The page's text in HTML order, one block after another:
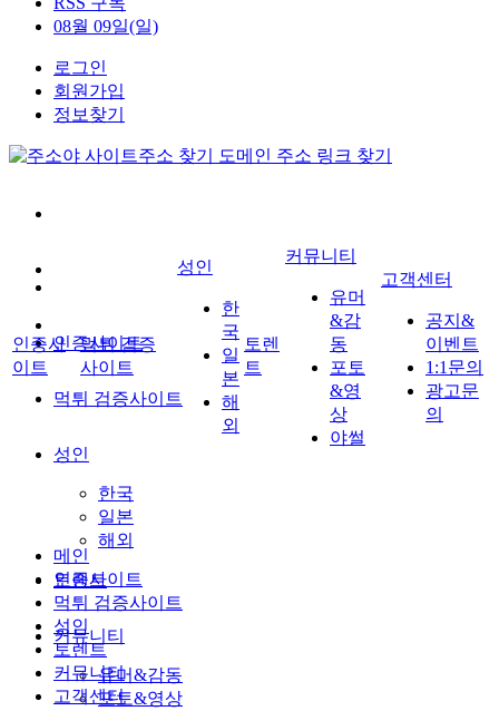
08월 09일(일)
로그인
회원가입
정보찾기
인증사이트
먹튀 검증사이트
성인
한국
일본
해외
토렌트
커뮤니티
유머&감동
포토&영상
인증사
이트
먹튀 검증
사이트
성인
한
국
일
본
해
외
토렌
트
커뮤니티
유머
&감
동
포토
&영
상
야썰
고객센터
공지&
이벤트
1:1문의
광고문
의
메인
인증사이트
먹튀 검증사이트
성인
토렌트
커뮤니티
고객센터